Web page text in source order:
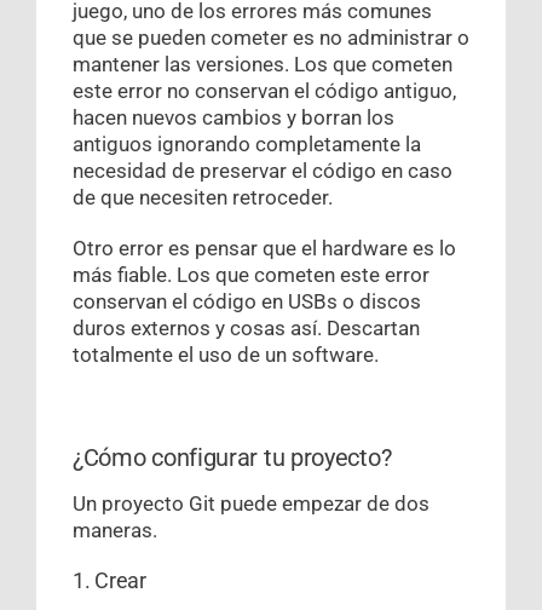
juego, uno de los errores más comunes
que se pueden cometer es no administrar o
mantener las versiones. Los que cometen
este error no conservan el código antiguo,
hacen nuevos cambios y borran los
antiguos ignorando completamente la
necesidad de preservar el código en caso
de que necesiten retroceder.
Otro error es pensar que el hardware es lo
más fiable. Los que cometen este error
conservan el código en USBs o discos
duros externos y cosas así. Descartan
totalmente el uso de un software.
¿Cómo configurar tu proyecto?
Un proyecto Git puede empezar de dos
maneras.
1. Crear